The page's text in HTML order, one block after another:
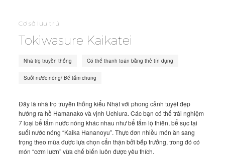
Cơ sở lưu trú
Tokiwasure Kaikatei
Nhà trọ truyền thống Có thể thanh toán bằng thẻ tín dụng
Suối nước nóng/ Bể tắm chung
Đây là nhà trọ truyền thống kiểu Nhật với phong cảnh tuyệt đẹp
hướng ra hồ Hamanako và vịnh Uchiura. Các bạn có thể trải nghiệm
7 loại bể tắm nước nóng khác nhau như bể tắm lộ thiên, bể sục tại
suối nước nóng “Kaika Hananoyu”. Thực đơn nhiều món ăn sang
trọng theo mùa được lựa chọn cẩn thận bởi bếp trưởng, trong đó có
món “cơm lươn” vừa chế biến luôn được yêu thích.